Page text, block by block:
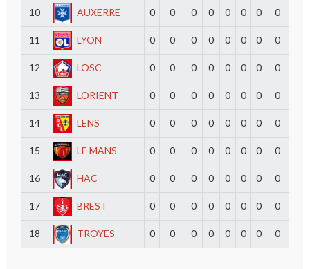
10 AUXERRE 0 0 0 0 0 0 0 0
11 LYON 0 0 0 0 0 0 0 0
12 LOSC 0 0 0 0 0 0 0 0
13 LORIENT 0 0 0 0 0 0 0 0
14 LENS 0 0 0 0 0 0 0 0
15 LE MANS 0 0 0 0 0 0 0 0
16 HAC 0 0 0 0 0 0 0 0
17 BREST 0 0 0 0 0 0 0 0
18 TROYES 0 0 0 0 0 0 0 0